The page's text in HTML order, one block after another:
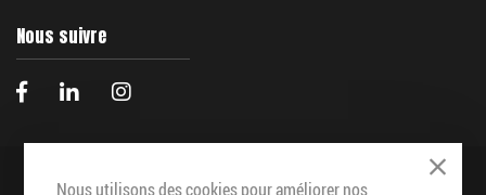
Close
Nous utilisons des cookies pour améliorer nos
Nous suivre